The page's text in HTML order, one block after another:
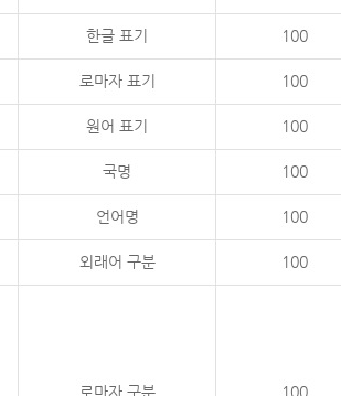
한글 표기 100
로마자 표기 100
원어 표기 100
국명 100
언어명 100
외래어 구분 100
로마자 구분 100